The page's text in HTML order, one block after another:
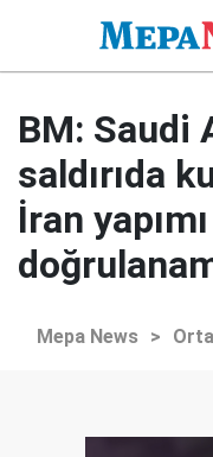
BM: Saudi
saldırıda
İran
Mepa News >